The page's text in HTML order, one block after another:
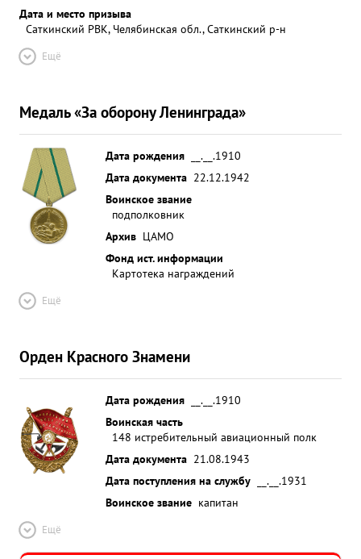
Дата и место призыва
Саткинский РВК, Челябинская обл., Саткинский р-н
Ещё
Медаль «За оборону Ленинграда»
Дата рождения
__.__.1910
Дата документа 22.12.1942
Воинское звание
подполковник
Архив ЦАМО
Фонд ист. информации
Картотека награждений
Ещё
Орден Красного Знамени
Дата рождения
__.__.1910
Воинская часть
148 истребительный авиационный полк
Дата документа 21.08.1943
Дата поступления на службу
__.__.1931
Воинское звание капитан
Ещё